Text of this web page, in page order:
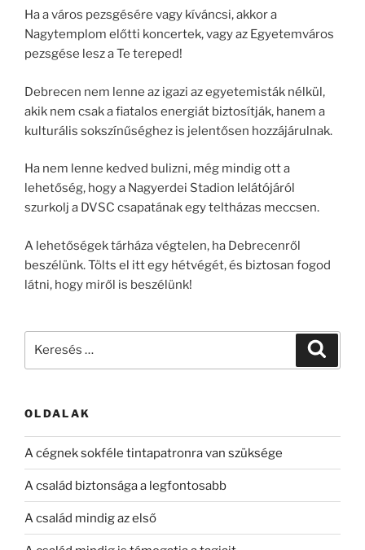
Ha a város pezsgésére vagy kíváncsi, akkor a
Nagytemplom előtti koncertek, vagy az Egyetemváros
pezsgése lesz a Te tereped!
Debrecen nem lenne az igazi az egyetemisták nélkül,
akik nem csak a fiatalos energiát biztosítják, hanem a
kulturális sokszínűséghez is jelentősen hozzájárulnak.
Ha nem lenne kedved bulizni, még mindig ott a
lehetőség, hogy a Nagyerdei Stadion lelátójáról
szurkolj a DVSC csapatának egy teltházas meccsen.
A lehetőségek tárháza végtelen, ha Debrecenről
beszélünk. Tölts el itt egy hétvégét, és biztosan fogod
látni, hogy miről is beszélünk!
OLDALAK
A cégnek sokféle tintapatronra van szüksége
A család biztonsága a legfontosabb
A család mindig az első